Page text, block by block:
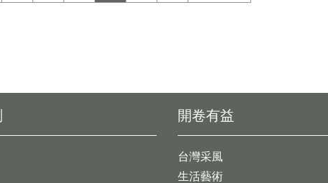
開卷有益
台灣采風
生活藝術